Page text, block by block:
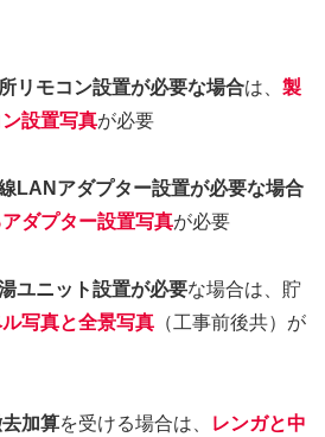
リモコン設置が必要な場合は、 製
設置写真が必要
LANアダプター設置が必要な場合
ダプター設置写真が必要
ユニット設置が必要な場合は、貯
写真と全景写真 （工事前後共）が
加算を受ける場合は、
レンガと中